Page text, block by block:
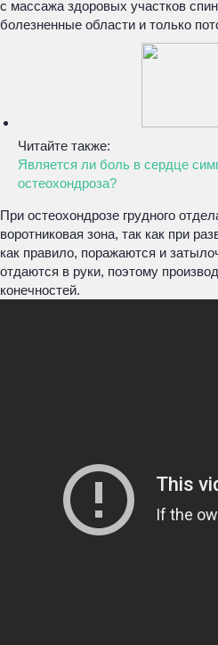
с массажа здоровых участков
болезненные области и только
Читайте также:
Является ли боль в сердце
остеохондроза?
При остеохондрозе грудного
воротниковая зона, так как при
как правило, поражаются и
отдаются в руки, поэтому
конечностей.